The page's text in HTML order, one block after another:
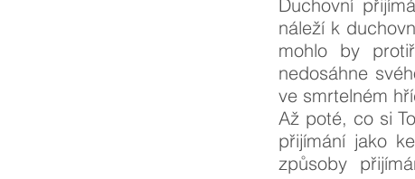
Duchovní
náleží k
mohlo by
nedosáhne
ve smrtelném
Až poté, co si
přijímání jako
způsoby